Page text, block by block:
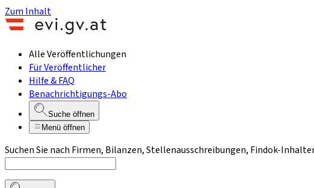
Zum Inhalt
Alle Veröffentlichungen
Für Veröffentlicher
Hilfe & FAQ
Benachrichtigungs-Abo
Suche öffnen
Menü öffnen
Suchen Sie nach Firmen, Bilanzen, Stellenausschreibungen, Findok-